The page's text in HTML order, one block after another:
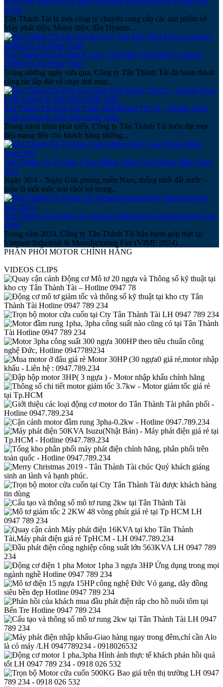
nhóm
Tân Thành Tài là một công ty chuyên cung cấp các sản phẩm về
Máy phát điện, Motor điện, đầu Dyamo,...
Tân Thành Tài Lắp Đặt & Chạy Thử Máy Phát Điện Cummins
1000kVA Tại Phan Thiết
Trong những ngày vừa qua, Công ty Tân Thành Tài đã hoàn thành
công tác lắp đặt và chạy thử máy...
Tân Thành Tài Hợp Tác Phân Phối Motor TECO – Khẳng Định
Chất Lượng & Tầm Nhìn Phát Triển
Trong hành trình phát triển, Công ty Tân Thành Tài luôn đặt mục
tiêu mang đến cho khách hàng những...
Tân Thành Tài Tự Hào Chào Mừng Ngày Giải Phóng Miền Nam
30/4
Ngày 30/4 – Ngày Giải phóng miền Nam, thống nhất đất nước –
luôn là một mốc son chói lọi trong...
Tân Thành Tài Tham Gia Vietnam Industrial & Manufacturing Fair
2024
Trong năm 2024, Công ty Tân Thành Tài hân hạnh góp mặt tại
Vietnam Industrial & Manufacturing Fair (VIMF 2024)...
PHÂN PHỐI MOTOR CHÍNH HÃNG
VIDEOS CLIPS